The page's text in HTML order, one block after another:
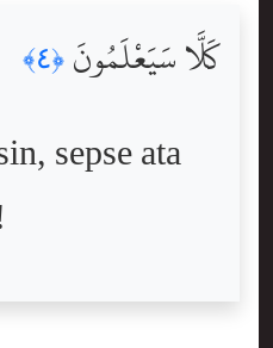
كَلَّا سَيَعْلَمُونَ ﴿٤﴾
sepse ata